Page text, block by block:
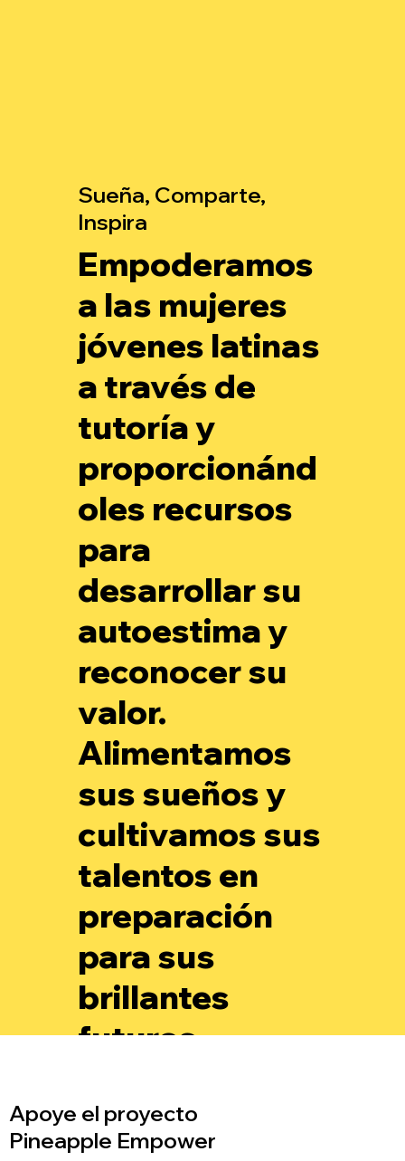
Sueña, Comparte,
Inspira
Empoderamos
a las mujeres
jóvenes latinas
a través de
tutoría y
proporcionánd
oles recursos
para
desarrollar su
autoestima y
reconocer su
valor.
Alimentamos
sus sueños y
cultivamos sus
talentos en
preparación
para sus
brillantes
futuros.
Apoye el proyecto
Pineapple Empower